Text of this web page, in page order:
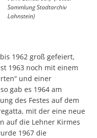
Sammlung Stadtarchiv
Lahnstein)
1962 groß gefeiert,
1963 noch mit einem
und einer
gab es 1964 am
des Festes auf dem
mit der eine neue
auf die Lehner Kirmes
1967 die